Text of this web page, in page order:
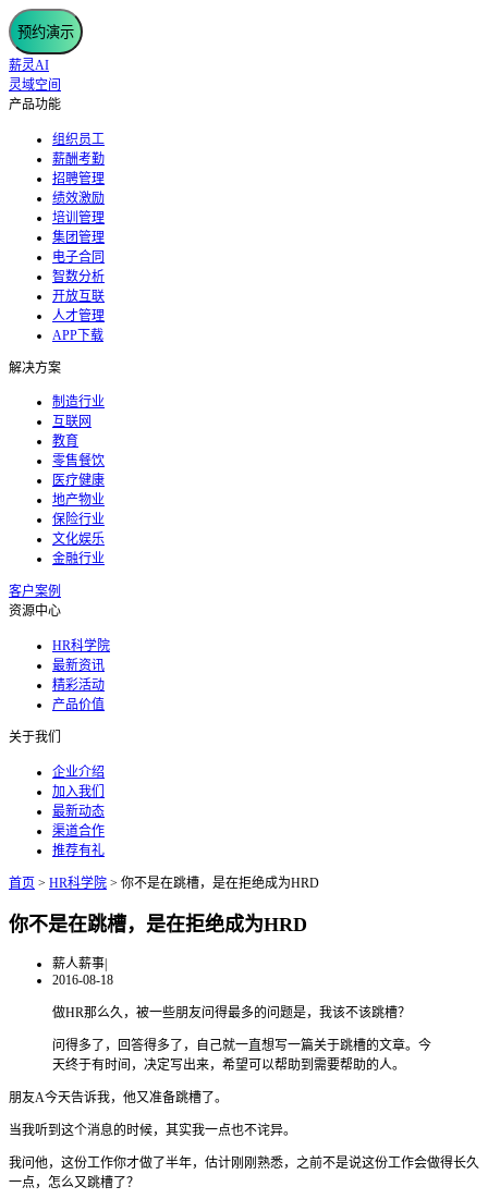
预约演示
薪灵AI
灵域空间
产品功能
组织员工
薪酬考勤
招聘管理
绩效激励
培训管理
集团管理
电子合同
智数分析
开放互联
人才管理
APP下载
解决方案
制造行业
互联网
教育
零售餐饮
医疗健康
地产物业
保险行业
文化娱乐
金融行业
客户案例
资源中心
HR科学院
最新资讯
精彩活动
产品价值
关于我们
企业介绍
加入我们
最新动态
渠道合作
推荐有礼
首页 > HR科学院 > 你不是在跳槽，是在拒绝成为HRD
你不是在跳槽，是在拒绝成为HRD
薪人薪事|
2016-08-18
做HR那么久，被一些朋友问得最多的问题是，我该不该跳槽？
问得多了，回答得多了，自己就一直想写一篇关于跳槽的文章。今
天终于有时间，决定写出来，希望可以帮助到需要帮助的人。
朋友A今天告诉我，他又准备跳槽了。
当我听到这个消息的时候，其实我一点也不诧异。
我问他，这份工作你才做了半年，估计刚刚熟悉，之前不是说这份工作会做得长久
一点，怎么又跳槽了？